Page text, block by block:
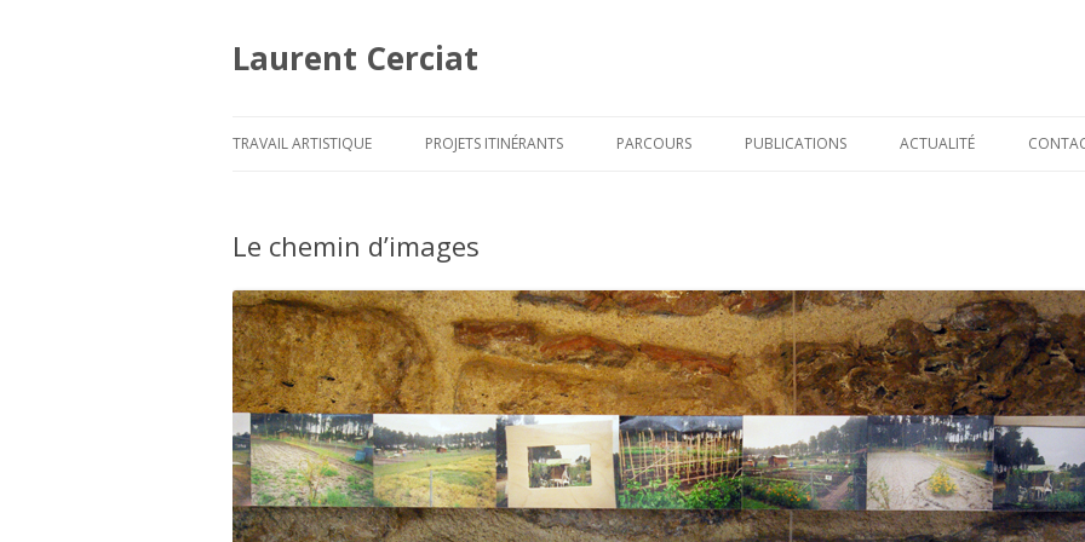
Laurent Cerciat
TRAVAIL ARTISTIQUE PROJETS ITINÉRANTS PARCOURS PUBLICATIONS ACTUALITÉ
Le chemin d’images